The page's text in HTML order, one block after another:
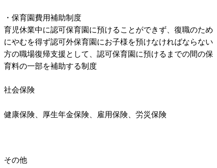
・保育園費用補助制度
育児休業中に認可保育園に預けることができず、復職のため
にやむを得ず認可外保育園にお子様を預けなければならない
方の職場復帰支援として、認可保育園に預けるまでの間の保
育料の一部を補助する制度
社会保険
健康保険、厚生年金保険、雇用保険、労災保険
その他